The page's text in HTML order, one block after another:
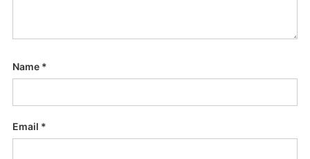
Name *
Email *